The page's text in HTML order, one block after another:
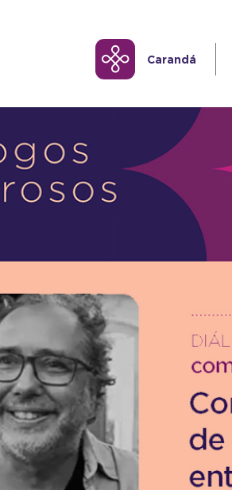
Carandá